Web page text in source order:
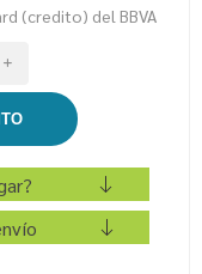
(credito) del BBVA
i